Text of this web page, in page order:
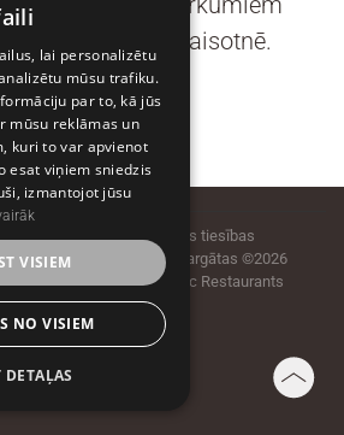
sarunas gardā gaisotnē.
iela 20, Rīga,
1050
+371 6720 5599
Visas tiesības
aizsargātas ©2026
Baltic Restaurants
ESTONIAN
lai personalizētu
mūsu trafiku.
par to, kā jūs
mūsu reklāmas un
kuri to var apvienot
esat viņiem sniedzis
izmantojot jūsu
VISIEM
NO VISIEM
DETAĻAS